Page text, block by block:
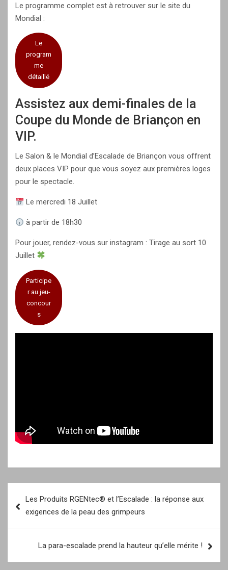
Le programme complet est à retrouver sur le site du
Mondial :
Le
program
me
détaillé
Assistez aux demi-finales de la
Coupe du Monde de Briançon en
VIP.
Le Salon & le Mondial d’Escalade de Briançon vous offrent
deux places VIP pour que vous soyez aux premières loges
pour le spectacle.
Le mercredi 18 Juillet
à partir de 18h30
Pour jouer, rendez-vous sur instagram : Tirage au sort 10
Juillet
Participe
r au jeu-
concour
s
de
Les Produits RGENtec® et l’Escalade : la réponse aux
exigences de la peau des grimpeurs
La para-escalade prend la hauteur qu’elle mérite !